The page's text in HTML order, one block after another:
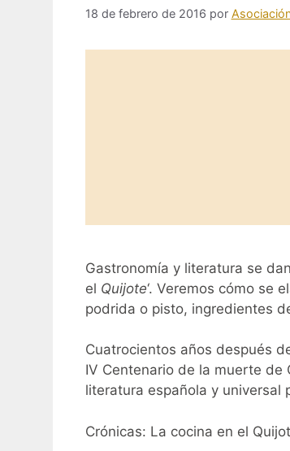
18 de febrero de 2016 por
Gastronomía y literatura se
el Quijote‘. Veremos cómo se
podrida o pisto, ingredientes
Cuatrocientos años después
IV Centenario de la muerte de
literatura española y universal
Crónicas: La cocina en el